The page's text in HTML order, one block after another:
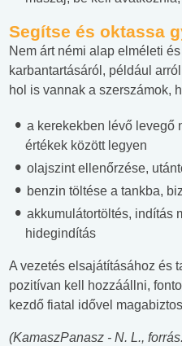
Segítse és oktassa
Nem árt némi alap elméleti
karbantartásáról, például
hol is vannak a szerszámok,
a kerekekben lévő levegő
értékek között legyen
olajszint ellenőrzése,
benzin töltése a tankba,
akkumulátortöltés, indítás
hidegindítás
A vezetés elsajátításához és
pozitívan kell hozzáállni,
kezdő fiatal idővel
(KamaszPanasz - N. L.,